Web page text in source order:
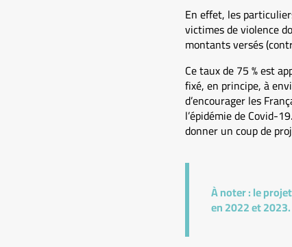
En effet, les
victimes de violence
montants versés
Ce taux de 75 % est
fixé, en principe, à
d’encourager les
l’épidémie de Covid-
donner un coup de
À noter :le
en 2022 et 2023.